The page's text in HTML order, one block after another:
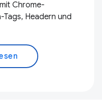
Chrome-
Headern und